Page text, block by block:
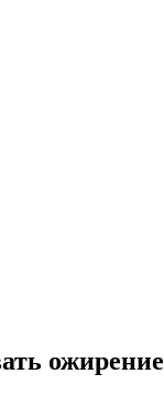
ожирение